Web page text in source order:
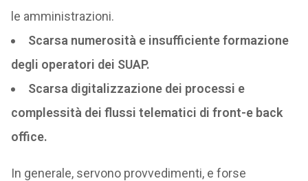
le amministrazioni.
Scarsa numerosità e insufficiente formazione
degli operatori dei SUAP.
Scarsa digitalizzazione dei processi e
complessità dei flussi telematici di front-e back
office.
In generale, servono provvedimenti, e forse